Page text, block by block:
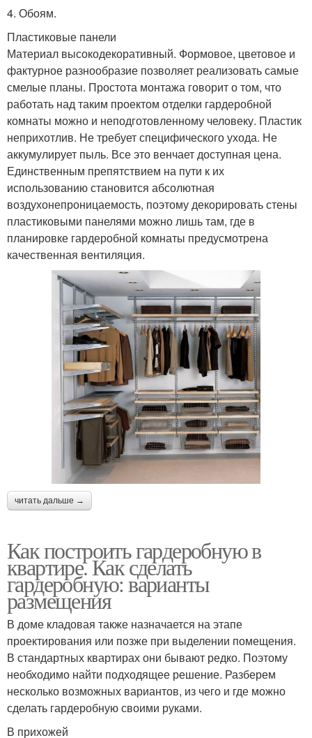
4.​ Обоям.
Пластиковые панели
Материал высокодекоративный. Формовое, цветовое и
фактурное разнообразие позволяет реализовать самые
смелые планы. Простота монтажа говорит о том, что
работать над таким проектом отделки гардеробной
комнаты можно и неподготовленному человеку. Пластик
неприхотлив. Не требует специфического ухода. Не
аккумулирует пыль. Все это венчает доступная цена.
Единственным препятствием на пути к их
использованию становится абсолютная
воздухонепроницаемость, поэтому декорировать стены
пластиковыми панелями можно лишь там, где в
планировке гардеробной комнаты предусмотрена
качественная вентиляция.
читать дальше →
Как построить гардеробную в
квартире. Как сделать
гардеробную: варианты
размещения
В доме кладовая также назначается на этапе
проектирования или позже при выделении помещения.
В стандартных квартирах они бывают редко. Поэтому
необходимо найти подходящее решение. Разберем
несколько возможных вариантов, из чего и где можно
сделать гардеробную своими руками.
В прихожей